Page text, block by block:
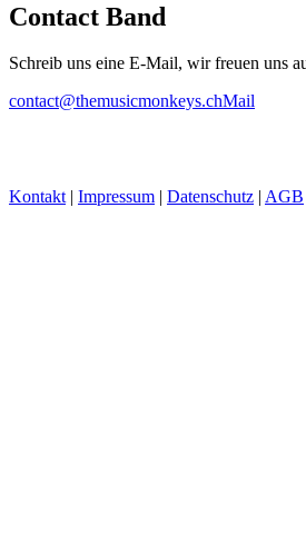
Contact Band
Schreib uns eine E-Mail, wir freuen uns
contact@themusicmonkeys.chMail
Kontakt | Impressum | Datenschutz | AGB